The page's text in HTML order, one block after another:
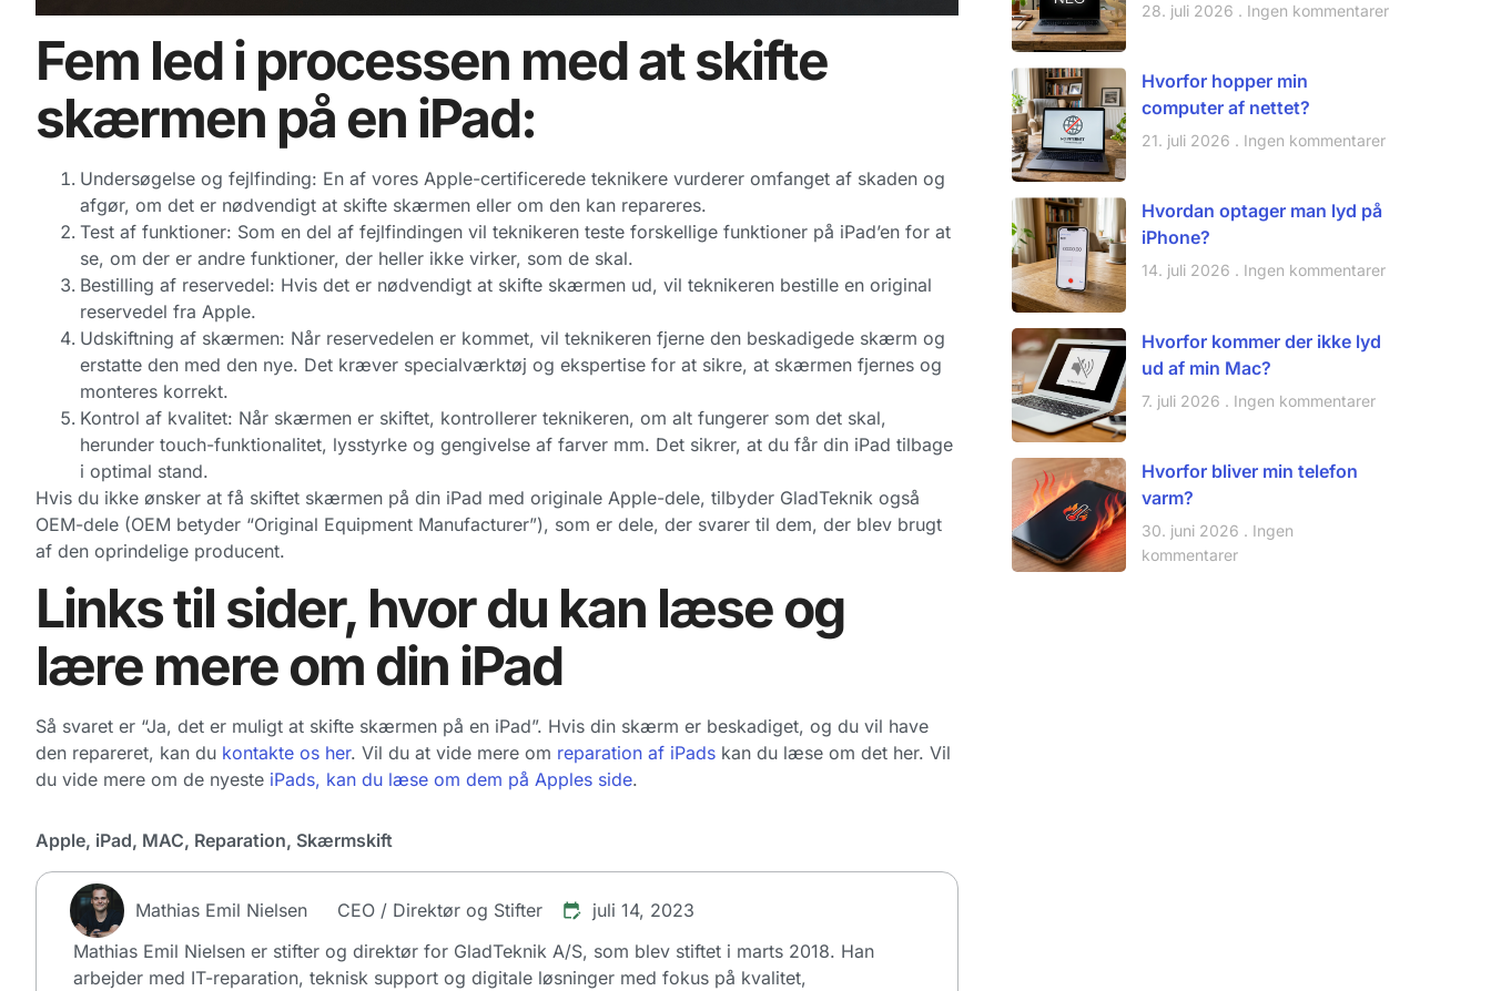
Fem led i processen med at skifte
skærmen på en iPad:
Undersøgelse og fejlfinding: En af vores Apple-certificerede teknikere vurderer omfanget af skaden og
afgør, om det er nødvendigt at skifte skærmen eller om den kan repareres.
Test af funktioner: Som en del af fejlfindingen vil teknikeren teste forskellige funktioner på iPad’en for at
se, om der er andre funktioner, der heller ikke virker, som de skal.
Bestilling af reservedel: Hvis det er nødvendigt at skifte skærmen ud, vil teknikeren bestille en original
reservedel fra Apple.
Udskiftning af skærmen: Når reservedelen er kommet, vil teknikeren fjerne den beskadigede skærm og
erstatte den med den nye. Det kræver specialværktøj og ekspertise for at sikre, at skærmen fjernes og
monteres korrekt.
Kontrol af kvalitet: Når skærmen er skiftet, kontrollerer teknikeren, om alt fungerer som det skal,
herunder touch-funktionalitet, lysstyrke og gengivelse af farver mm. Det sikrer, at du får din iPad tilbage
i optimal stand.
Hvis du ikke ønsker at få skiftet skærmen på din iPad med originale Apple-dele, tilbyder GladTeknik også
OEM-dele (OEM betyder “Original Equipment Manufacturer”), som er dele, der svarer til dem, der blev brugt
af den oprindelige producent.
Links til sider, hvor du kan læse og
lære mere om din iPad
Så svaret er “Ja, det er muligt at skifte skærmen på en iPad”. Hvis din skærm er beskadiget, og du vil have
den repareret, kan du kontakte os her. Vil du at vide mere om reparation af iPads kan du læse om det her. Vil
du vide mere om de nyeste iPads, kan du læse om dem på Apples side.
Apple, iPad, MAC, Reparation, Skærmskift
Mathias Emil Nielsen CEO / Direktør og Stifter
juli 14, 2023
Mathias Emil Nielsen er stifter og direktør for GladTeknik A/S, som blev stiftet i marts 2018. Han
arbejder med IT-reparation, teknisk support og digitale løsninger med fokus på kvalitet,
28. juli 2026 Ingen kommentarer
Hvorfor hopper min
computer af nettet?
21. juli 2026 Ingen kommentarer
Hvordan optager man lyd på
iPhone?
14. juli 2026 Ingen kommentarer
Hvorfor kommer der ikke lyd
ud af min Mac?
7. juli 2026 Ingen kommentarer
Hvorfor bliver min telefon
varm?
30. juni 2026
Ingen
kommentarer